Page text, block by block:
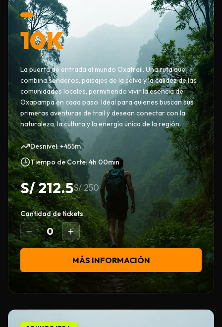
10K
La puerta de entrada al mundo Oxatrail. Una ruta que
combina senderos, paisajes de la selva y la calidez de las
comunidades locales, permitiendo vivir la esencia de
Oxapampa en cada paso. Ideal para quienes buscan sus
primeras aventuras de trail y desean conectar con la
naturaleza, la cultura y la energía única de la región.
Desnivel: +455m
Tiempo de Corte: 4h 00min
S/212.5S/250
Cantidad de tickets
0
MÁS INFORMACIÓN